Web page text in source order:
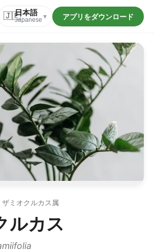
🇯🇵日本語
Japanese ▾ アプリをダウンロード
ミオクルカス属
ルカス